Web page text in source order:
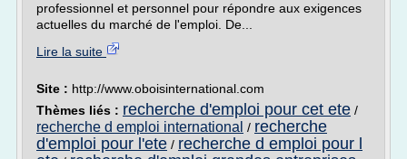
professionnel et personnel pour répondre aux exigences
actuelles du marché de l'emploi. De...
Lire la suite
Site : http://www.oboisinternational.com
Thèmes liés : recherche d'emploi pour cet ete /
recherche d emploi international / recherche
d'emploi pour l'ete / recherche d emploi pour l